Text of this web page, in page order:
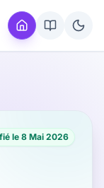
le8 Mai 2026